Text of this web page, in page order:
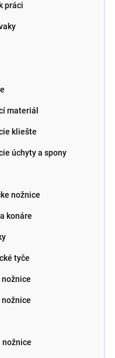
práci
materiál
kliešte
úchyty a spony
nožnice
konáre
tyče
nožnice